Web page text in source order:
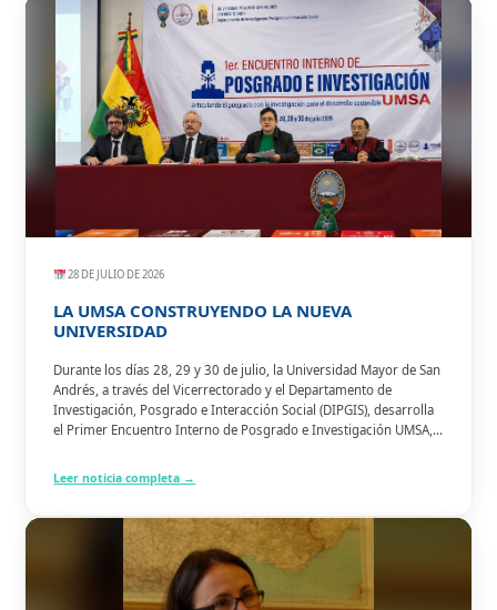
28 DE JULIO DE 2026
LA UMSA CONSTRUYENDO LA NUEVA
UNIVERSIDAD
Durante los días 28, 29 y 30 de julio, la Universidad Mayor de San
Andrés, a través del Vicerrectorado y el Departamento de
Investigación, Posgrado e Interacción Social (DIPGIS), desarrolla
el Primer Encuentro Interno de Posgrado e Investigación UMSA,
el desarrollo sostenible».
Leer noticia completa →